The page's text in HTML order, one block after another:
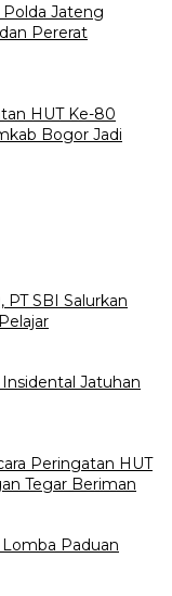
Jateng
Pererat
HUT Ke-80
Bogor Jadi
SBI Salurkan
Jatuhan
Peringatan HUT
Tegar Beriman
Paduan